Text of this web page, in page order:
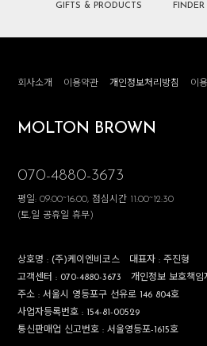
GIFTS & PRODUCTS
FINDER
회사소개 이용약관 개인정보처리방침 이
MOLTON BROWN
070-4880-3673
평일: 09:00~16:00, 점심시간 11:00~12:30
(토,일 공휴일 휴무)
상호명 :(주)케이엔비코스 대표자 :주진형
고객센터 : 070-4880-3673 개인정보 보호책임
주소 :서울시 영등포구 선유로 146 804호
사업자등록번호 : 154-81-00529
통신판매업 신고번호 :서울영등포-1615호